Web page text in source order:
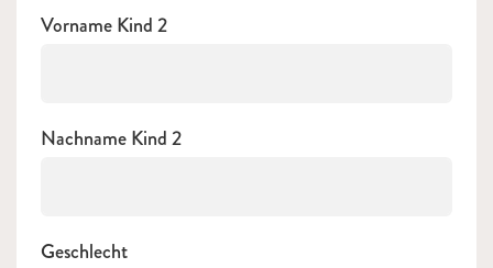
Vorname Kind 2
Nachname Kind 2
Geschlecht